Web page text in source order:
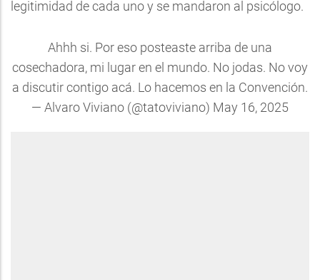
legitimidad de cada uno y se mandaron al psicólogo.
Ahhh si. Por eso posteaste arriba de una
cosechadora, mi lugar en el mundo. No jodas. No voy
a discutir contigo acá. Lo hacemos en la Convención.
— Alvaro Viviano (@tatoviviano) May 16, 2025